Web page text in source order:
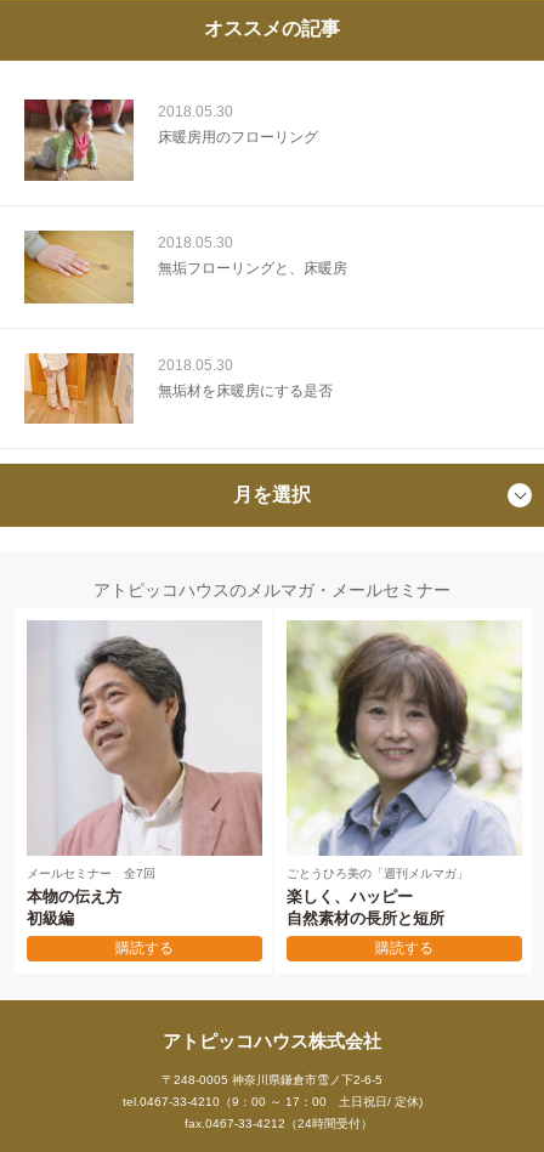
オススメの記事
2018.05.30
床暖房用のフローリング
2018.05.30
無垢フローリングと、床暖房
2018.05.30
無垢材を床暖房にする是否
月を選択
アトピッコハウスのメルマガ・メールセミナー
メールセミナー 全7回
本物の伝え方
初級編
購読する
ごとうひろ美の「週刊メルマガ」
楽しく、ハッピー
自然素材の長所と短所
購読する
アトピッコハウス株式会社
〒248-0005 神奈川県鎌倉市雪ノ下2-6-5
tel.0467-33-4210（9：00 ～ 17：00 土日祝日/ 定休)
fax.0467-33-4212（24時間受付）